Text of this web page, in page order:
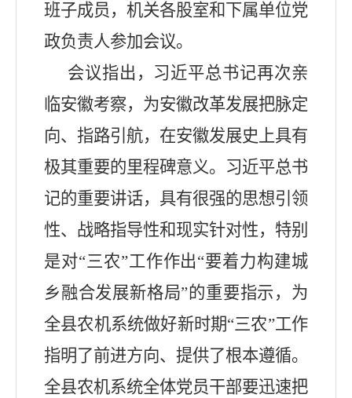
班子成员，机关各股室和下属单位党
政负责人参加会议。
会议指出，习近平总书记再次亲
临安徽考察，为安徽改革发展把脉定
向、指路引航，在安徽发展史上具有
极其重要的里程碑意义。习近平总书
记的重要讲话，具有很强的思想引领
性、战略指导性和现实针对性，特别
是对“三农”工作作出“要着力构建城
乡融合发展新格局”的重要指示，为
全县农机系统做好新时期“三农”工作
指明了前进方向、提供了根本遵循。
全县农机系统全体党员干部要迅速把